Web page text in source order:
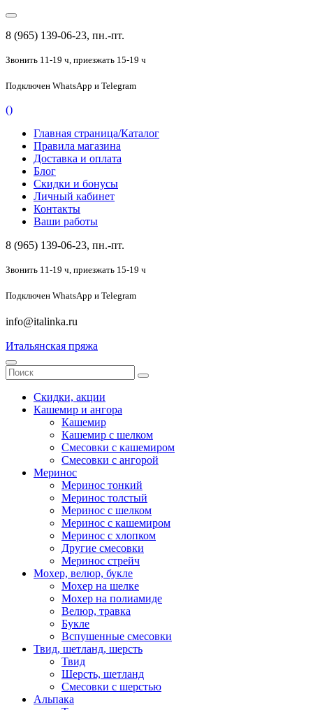
8 (965) 139-06-23, пн.-пт.
Звонить 11-19 ч, приезжать 15-19 ч
Подключен WhatsApp и Telegram
()
Главная страница/Каталог
Правила магазина
Доставка и оплата
Блог
Скидки и бонусы
Личный кабинет
Контакты
Ваши работы
8 (965) 139-06-23, пн.-пт.
Звонить 11-19 ч, приезжать 15-19 ч
Подключен WhatsApp и Telegram
info@italinka.ru
Итальянская пряжа
Скидки, акции
Кашемир и ангора
Кашемир
Кашемир с шелком
Смесовки с кашемиром
Смесовки с ангорой
Меринос
Меринос тонкий
Меринос толстый
Меринос с шелком
Меринос с кашемиром
Меринос с хлопком
Другие смесовки
Меринос стрейч
Мохер, велюр, букле
Мохер на шелке
Мохер на полиамиде
Велюр, травка
Букле
Вспушенные смесовки
Твид, шетланд, шерсть
Твид
Шерсть, шетланд
Смесовки с шерстью
Альпака